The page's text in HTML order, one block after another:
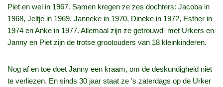
Piet en wel in 1967. Samen kregen ze zes dochters: Jacoba in
1968, Jeltje in 1969, Janneke in 1970, Dineke in 1972, Esther in
1974 en Anke in 1977. Allemaal zijn ze getrouwd met Urkers en
Janny en Piet zijn de trotse grootouders van 18 kleinkinderen.
Nog af en toe doet Janny een kraam, om de deskundigheid niet
te verliezen. En sinds 30 jaar staat ze ’s zaterdags op de Urker